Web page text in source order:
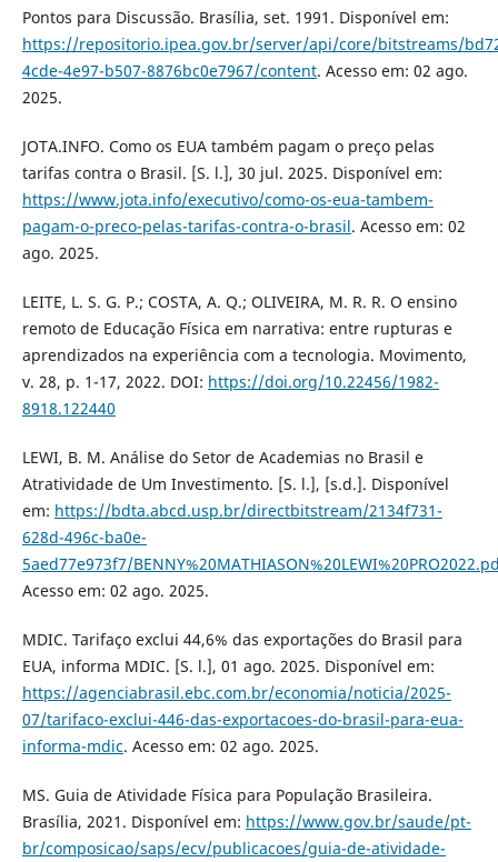
Pontos para Discussão. Brasília, set. 1991. Disponível em:
https://repositorio.ipea.gov.br/server/api/core/bitstreams/
4cde-4e97-b507-8876bc0e7967/content. Acesso em: 02 ago.
2025.
JOTA.INFO. Como os EUA também pagam o preço pelas
tarifas contra o Brasil. [S. l.], 30 jul. 2025. Disponível em:
https://www.jota.info/executivo/como-os-eua-tambem-
pagam-o-preco-pelas-tarifas-contra-o-brasil. Acesso em: 02
ago. 2025.
LEITE, L. S. G. P.; COSTA, A. Q.; OLIVEIRA, M. R. R. O ensino
remoto de Educação Física em narrativa: entre rupturas e
aprendizados na experiência com a tecnologia. Movimento,
v. 28, p. 1-17, 2022. DOI: https://doi.org/10.22456/1982-
8918.122440
LEWI, B. M. Análise do Setor de Academias no Brasil e
Atratividade de Um Investimento. [S. l.], [s.d.]. Disponível
em: https://bdta.abcd.usp.br/directbitstream/2134f731-
628d-496c-ba0e-
5aed77e973f7/
Acesso em: 02 ago. 2025.
MDIC. Tarifaço exclui 44,6% das exportações do Brasil para
EUA, informa MDIC. [S. l.], 01 ago. 2025. Disponível em:
https://agenciabrasil.ebc.com.br/economia/noticia/2025-
07/tarifaco-exclui-446-das-exportacoes-do-brasil-para-eua-
informa-mdic. Acesso em: 02 ago. 2025.
MS. Guia de Atividade Física para População Brasileira.
Brasília, 2021. Disponível em: https://www.gov.br/saude/pt-
br/composicao/saps/ecv/publicacoes/guia-de-atividade-